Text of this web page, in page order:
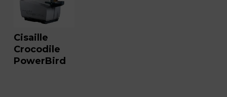
Cisaille
Crocodile
PowerBird